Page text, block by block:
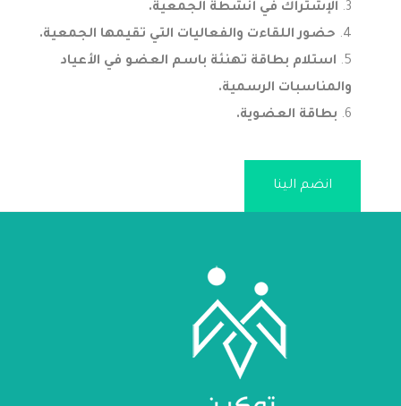
الإشتراك في أنشطة الجمعية.
حضور اللقاءت والفعاليات التي تقيمها الجمعية.
استلام بطاقة تهنئة باسم العضو في الأعياد
والمناسبات الرسمية.
بطاقة العضوية.
انضم الينا